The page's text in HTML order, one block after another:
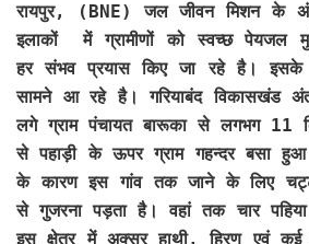
रायपुर, (BNE) जल जीवन मिशन के
इलाकों में ग्रामीणों को स्वच्छ पेयजल
हर संभव प्रयास किए जा रहे है। इसके
सामने आ रहे है। गरियाबंद विकासखंड
लगे ग्राम पंचायत बारूका से लगभग 11
से पहाड़ी के ऊपर ग्राम गहन्दर बसा
के कारण इस गांव तक जाने के लिए
से गुजरना पड़ता है। वहां तक चार
इस क्षेत्र में अक्सर हाथी, हिरण एवं